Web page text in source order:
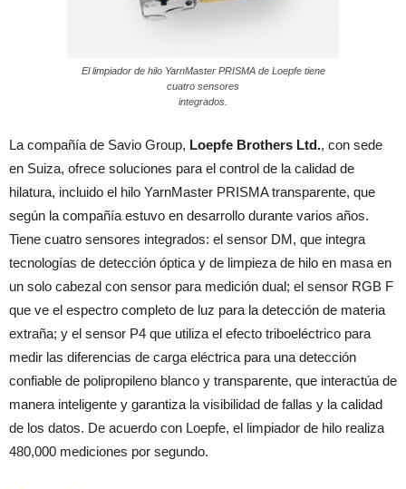
El limpiador de hilo YarnMaster PRISMA de Loepfe tiene
cuatro sensores
integrados.
La compañía de Savio Group, Loepfe Brothers Ltd., con sede
en Suiza, ofrece soluciones para el control de la calidad de
hilatura, incluido el hilo YarnMaster PRISMA transparente, que
según la compañía estuvo en desarrollo durante varios años.
Tiene cuatro sensores integrados: el sensor DM, que integra
tecnologías de detección óptica y de limpieza de hilo en masa en
un solo cabezal con sensor para medición dual; el sensor RGB F
que ve el espectro completo de luz para la detección de materia
extraña; y el sensor P4 que utiliza el efecto triboeléctrico para
medir las diferencias de carga eléctrica para una detección
confiable de polipropileno blanco y transparente, que interactúa de
manera inteligente y garantiza la visibilidad de fallas y la calidad
de los datos. De acuerdo con Loepfe, el limpiador de hilo realiza
480,000 mediciones por segundo.